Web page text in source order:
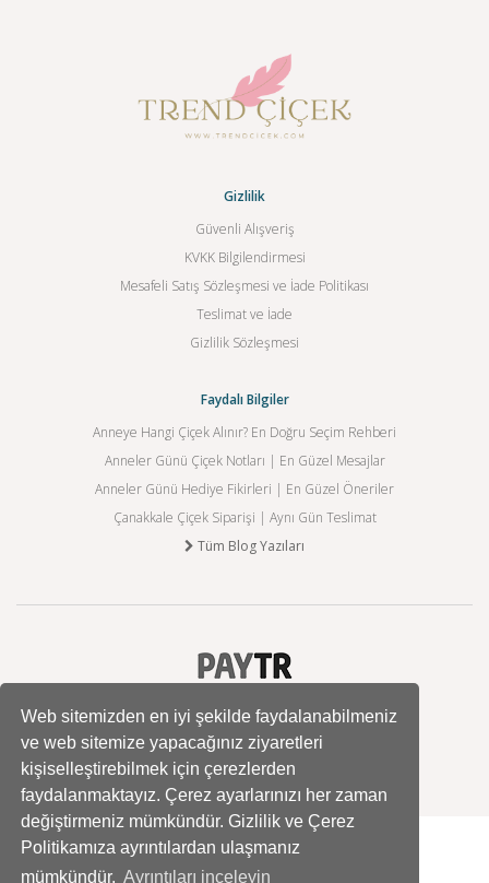
Web sitemizden en iyi şekilde faydalanabilmeniz
ve web sitemize yapacağınız ziyaretleri
kişiselleştirebilmek için çerezlerden
faydalanmaktayız. Çerez ayarlarınızı her zaman
değiştirmeniz mümkündür. Gizlilik ve Çerez
Politikamıza ayrıntılardan ulaşmanız
mümkündür. Ayrıntıları inceleyin
Gizlilik
Güvenli Alışveriş
KVKK Bilgilendirmesi
Mesafeli Satış Sözleşmesi ve İade Politikası
Teslimat ve İade
Gizlilik Sözleşmesi
Faydalı Bilgiler
Anneye Hangi Çiçek Alınır? En Doğru Seçim Rehberi
Anneler Günü Çiçek Notları | En Güzel Mesajlar
Anneler Günü Hediye Fikirleri | En Güzel Öneriler
Çanakkale Çiçek Siparişi | Aynı Gün Teslimat
Tüm Blog Yazıları